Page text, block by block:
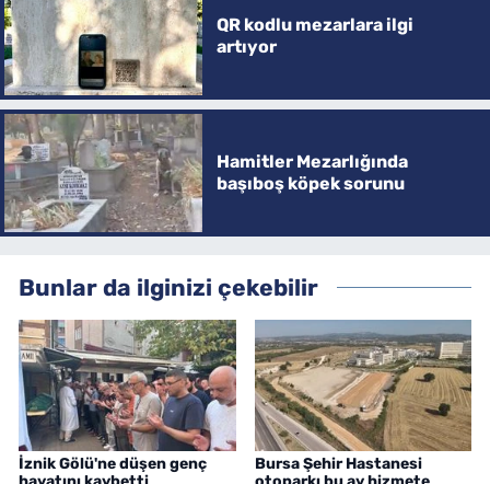
QR kodlu mezarlara ilgi
artıyor
Hamitler Mezarlığında
başıboş köpek sorunu
Bunlar da ilginizi çekebilir
İznik Gölü'ne düşen genç
Bursa Şehir Hastanesi